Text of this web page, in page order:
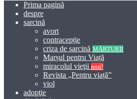
Prima pagină
despre
sarcină
avort
contracepție
criza de sarcină MĂRTURII
Marșul pentru Viață
miracolul vieţii nou!
Revista „Pentru viață”
viol
adopţie